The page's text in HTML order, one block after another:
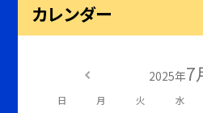
カレンダー
2025年7
日 月 火 水